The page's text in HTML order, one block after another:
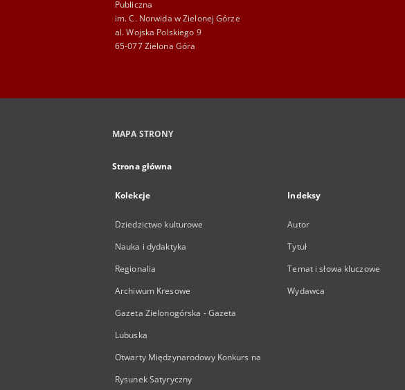
Publiczna
im. C. Norwida w Zielonej Górze
al. Wojska Polskiego 9
65-077 Zielona Góra
MAPA STRONY
Strona główna
Kolekcje
Dziedzictwo kulturowe
Nauka i dydaktyka
Regionalia
Archiwum Kresowe
Gazeta Zielonogórska - Gazeta
Lubuska
Otwarty Międzynarodowy Konkurs na
Rysunek Satyryczny
Indeksy
Autor
Tytuł
Temat i słowa kluczowe
Wydawca